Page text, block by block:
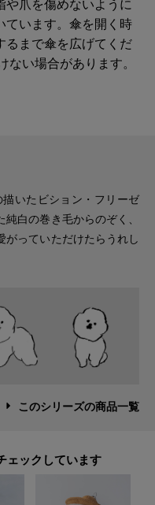
爪を傷めないように
ています。傘を開く時
るまで傘を広げてくだ
い場合があります。
いたビション・フリーゼ
白の巻き毛からのぞく、
っていただけたらうれし
このシリーズの商品一覧
ェックしています